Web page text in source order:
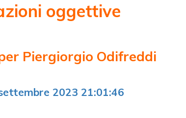
oggettive
Piergiorgio Odifreddi
2023 21:01:46